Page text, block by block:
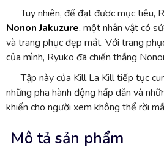
Tuy nhiên, để đạt được mục tiêu,
Nonon Jakuzure, một nhân vật có
và trang phục đẹp mắt. Với trang
của mình, Ryuko đã chiến thắng
Tập này của Kill La Kill tiếp tục
những pha hành động hấp dẫn và
khiến cho người xem không thể rời
Mô tả sản phẩm